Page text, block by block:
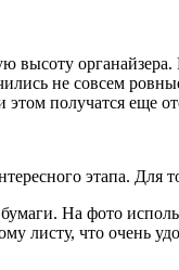
высоту
не совсем
получатся еще
этапа.
На фото
листу, что очень